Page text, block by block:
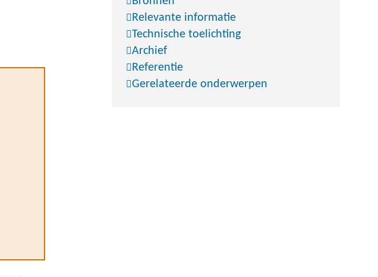
Relevante informatie
Technische toelichting
Archief
Referentie
Gerelateerde onderwerpen